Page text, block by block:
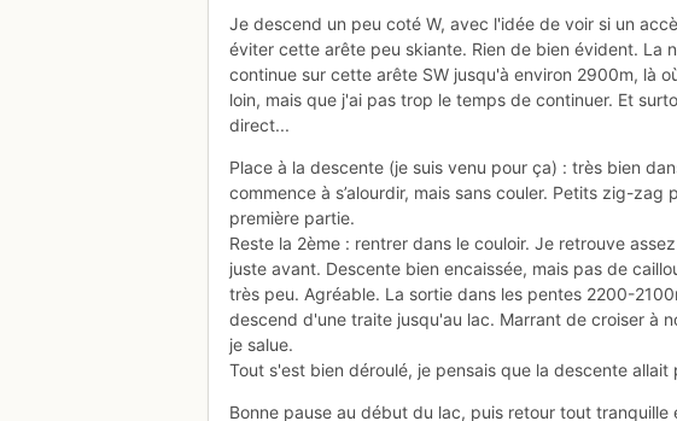
Je descend un peu coté W, avec l'idée de voir si un
éviter cette arête peu skiante. Rien de bien évident. La
continue sur cette arête SW jusqu'à environ 2900m, là
loin, mais que j'ai pas trop le temps de continuer. Et
direct...
Place à la descente (je suis venu pour ça) : très bien
commence à s’alourdir, mais sans couler. Petits zig-
première partie.
Reste la 2ème : rentrer dans le couloir. Je retrouve
juste avant. Descente bien encaissée, mais pas de
très peu. Agréable. La sortie dans les pentes 2200-
descend d'une traite jusqu'au lac. Marrant de croiser à
je salue.
Tout s'est bien déroulé, je pensais que la descente
Bonne pause au début du lac, puis retour tout